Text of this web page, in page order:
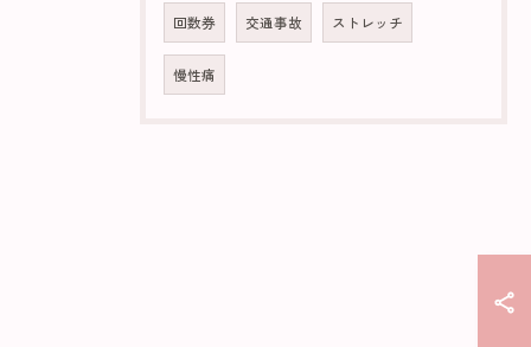
回数券 交通事故 ストレッチ
慢性痛